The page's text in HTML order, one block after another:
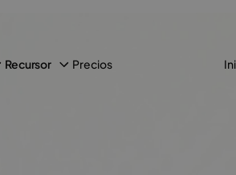
Recursor Precios